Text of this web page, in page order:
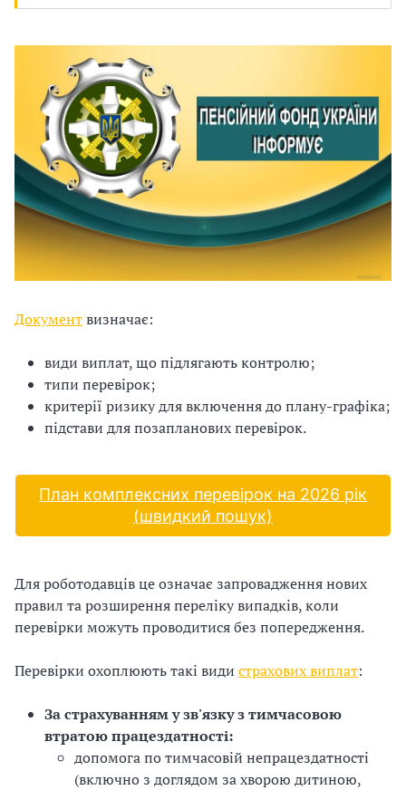
Документвизначає:
види виплат, що підлягають контролю;
типи перевірок;
критерії ризику для включення до плану-графіка;
підстави для позапланових перевірок.
План комплексних перевірок на 2026 рік
(швидкий пошук)
Для роботодавців це означає запровадження нових
правил та розширення переліку випадків, коли
перевірки можуть проводитися без попередження.
Перевірки охоплюють такі види страхових виплат:
За страхуванням у зв'язку з тимчасовою
втратою працездатності:
допомога по тимчасовій непрацездатності
(включно з доглядом за хворою дитиною,
и
С
П
у
б
й
н
й
о
р